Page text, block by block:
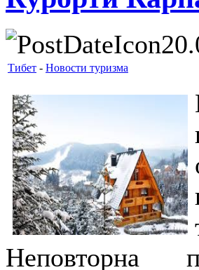
Тибет - Новости туризма
Неповторна